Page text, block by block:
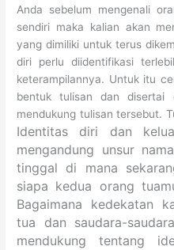
Anda sebelum mengenali
sendiri maka kalian akan
yang dimiliki untuk terus
diri perlu diidentifikasi
keterampilannya. Untuk itu
bentuk tulisan dan disertai
mendukung tulisan tersebut.
Identitas diri dan
mengandung unsur
tinggal di mana
siapa kedua orang
Bagaimana kedekatan
tua dan saudara-
mendukung tentang